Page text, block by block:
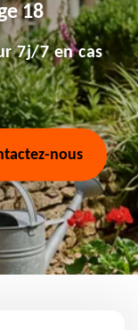
18
7j/7 en cas
nous